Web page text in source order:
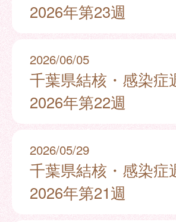
2026年第23週
2026/06/05
千葉県結核・感染症
2026年第22週
2026/05/29
千葉県結核・感染症
2026年第21週